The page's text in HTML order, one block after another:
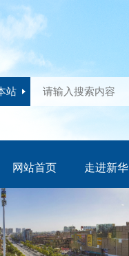
站
网站首页 走进新华